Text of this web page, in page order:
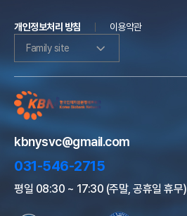
개인정보처리 방침
이용약관
Family site
kbnysvc@gmail.com
031-546-2715
평일 08:30 ~ 17:30 (주말, 공휴일 휴무)